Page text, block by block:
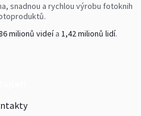
snadnou a rychlou výrobu fotoknih
milionů videía 1,42 milionů lidí.